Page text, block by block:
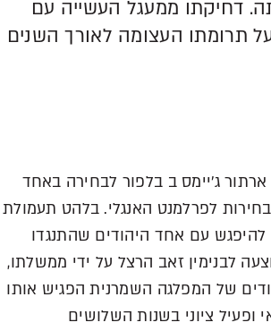
דחיקתו ממעגל העשייה עם
תרומתו העצומה לאורך השנים
1906 עמד ארתור ג׳יימס ב בלפור לבחירה באחד
לפרלמנט האנגלי. בלהט תעמולת
עם אחד היהודים שהתנגדו
לבנימין זאב הרצל על ידי ממשלתו,
של המפלגה השמרנית הפגיש אותו
ופעיל ציוני בשנות השלושים